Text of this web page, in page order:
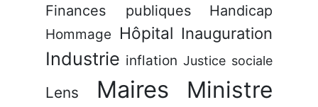
Finances publiques Handicap
Hommage Hôpital Inauguration
Industrie inflation Justice sociale
Lens Maires Ministre